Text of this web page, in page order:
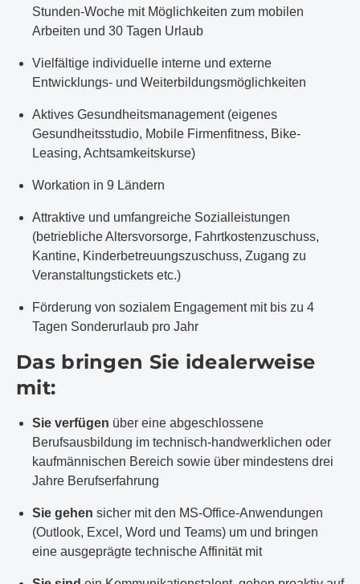
Stunden-Woche mit Möglichkeiten zum mobilen
Arbeiten und 30 Tagen Urlaub
Vielfältige individuelle interne und externe
Entwicklungs- und Weiterbildungsmöglichkeiten
Aktives Gesundheitsmanagement (eigenes
Gesundheitsstudio, Mobile Firmenfitness, Bike-
Leasing, Achtsamkeitskurse)
Workation in 9 Ländern
Attraktive und umfangreiche Sozialleistungen
(betriebliche Altersvorsorge, Fahrtkostenzuschuss,
Kantine, Kinderbetreuungszuschuss, Zugang zu
Veranstaltungstickets etc.)
Förderung von sozialem Engagement mit bis zu 4
Tagen Sonderurlaub pro Jahr
Das bringen Sie idealerweise
mit:
Sie verfügen über eine abgeschlossene
Berufsausbildung im technisch-handwerklichen oder
kaufmännischen Bereich sowie über mindestens drei
Jahre Berufserfahrung
Sie gehen sicher mit den MS-Office-Anwendungen
(Outlook, Excel, Word und Teams) um und bringen
eine ausgeprägte technische Affinität mit